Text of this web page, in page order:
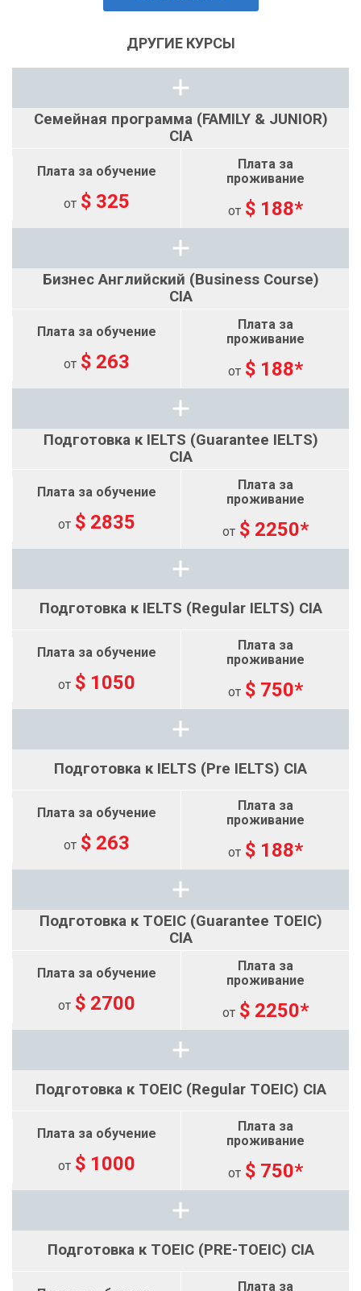
ДРУГИЕ КУРСЫ
Семейная программа (FAMILY & JUNIOR)
CIA
от $ 325 от $ 188*
Бизнес Английский (Business Course)
CIA
от $ 263 от $ 188*
Подготовка к IELTS (Guarantee IELTS)
CIA
от $ 2835 от $ 2250*
Подготовка к IELTS (Regular IELTS) CIA
от $ 1050 от $ 750*
Подготовка к IELTS (Pre IELTS) CIA
от $ 263 от $ 188*
Подготовка к TOEIC (Guarantee TOEIC)
CIA
от $ 2700 от $ 2250*
Подготовка к TOEIC (Regular TOEIC) CIA
от $ 1000 от $ 750*
Подготовка к TOEIC (PRE-TOEIC) CIA